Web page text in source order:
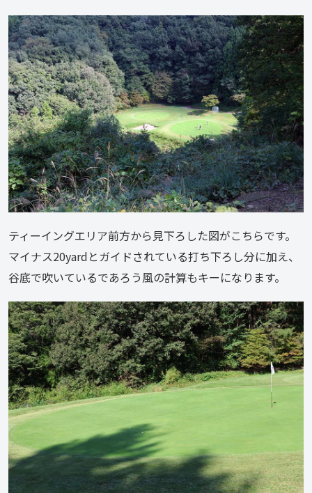
ティーイングエリア前方から見下ろした図がこちらです。
マイナス20yardとガイドされている打ち下ろし分に加え、
谷底で吹いているであろう風の計算もキーになります。